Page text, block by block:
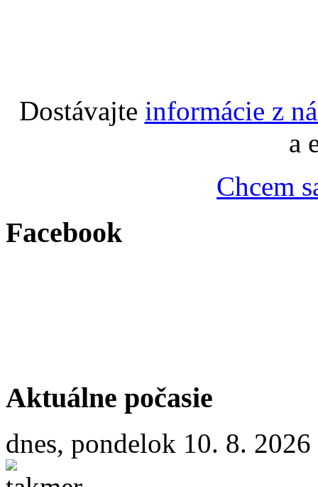
Dostávajte informácie z
a
Chcem
Facebook
Aktuálne počasie
dnes, pondelok 10. 8. 2026